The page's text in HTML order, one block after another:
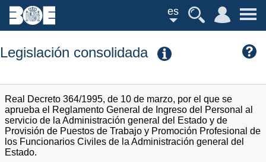
es
Legislación consolidada
Real Decreto 364/1995, de 10 de marzo, por el que se
aprueba el Reglamento General de Ingreso del Personal al
servicio de la Administración general del Estado y de
Provisión de Puestos de Trabajo y Promoción Profesional de
los Funcionarios Civiles de la Administración general del
Estado.